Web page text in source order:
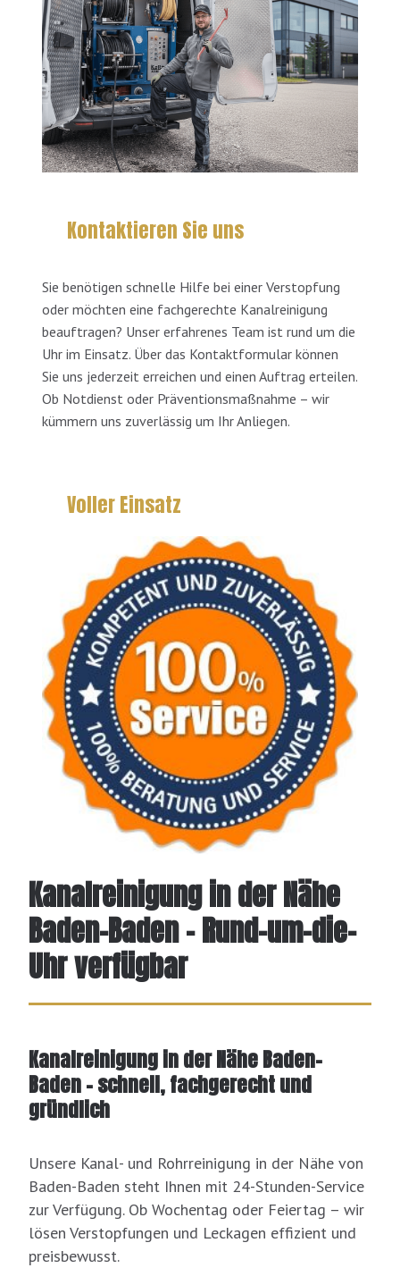
Kanalreinigung in der Nähe
Baden-Baden - Rund-um-die-
Uhr verfügbar
Kanalreinigung in der Nähe Baden-
Baden – schnell, fachgerecht und
gründlich
Unsere Kanal- und Rohrreinigung in der Nähe von
Baden-Baden steht Ihnen mit 24-Stunden-Service
zur Verfügung. Ob Wochentag oder Feiertag – wir
lösen Verstopfungen und Leckagen effizient und
preisbewusst.
Kontaktieren Sie uns
Sie benötigen schnelle Hilfe bei einer Verstopfung
oder möchten eine fachgerechte Kanalreinigung
beauftragen? Unser erfahrenes Team ist rund um die
Uhr im Einsatz. Über das Kontaktformular können
Sie uns jederzeit erreichen und einen Auftrag erteilen.
Ob Notdienst oder Präventionsmaßnahme – wir
kümmern uns zuverlässig um Ihr Anliegen.
Voller Einsatz